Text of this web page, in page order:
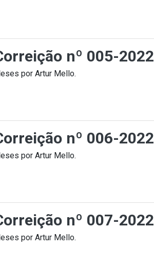
nº 005-2022
por Artur Mello.
nº 006-2022
por Artur Mello.
nº 007-2022
por Artur Mello.